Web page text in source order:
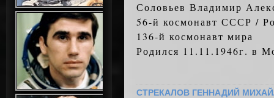
Соловьев Владимир
56-й космонавт СССР /
136-й космонавт мира
Родился 11.11.1946г. в
СТРЕКАЛОВ ГЕННАДИЙ